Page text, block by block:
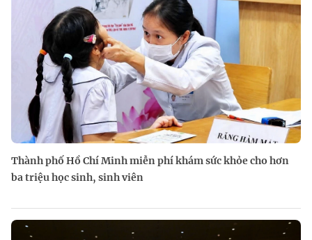
Thành phố Hồ Chí Minh miễn phí khám sức khỏe cho hơn
ba triệu học sinh, sinh viên